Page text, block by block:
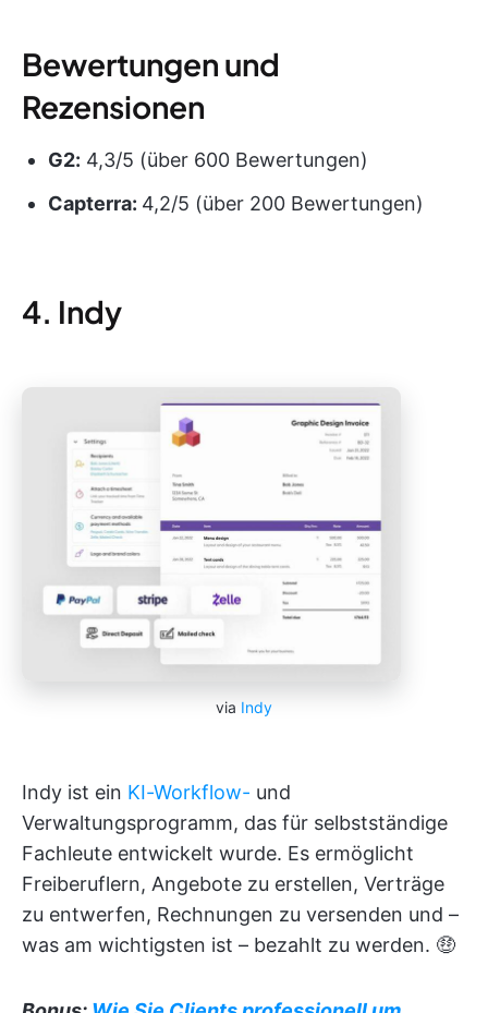
Bewertungen und
Rezensionen
G2: 4,3/5 (über 600 Bewertungen)
Capterra: 4,2/5 (über 200 Bewertungen)
4. Indy
via Indy
Indy ist ein KI-Workflow- und
Verwaltungsprogramm, das für selbstständige
Fachleute entwickelt wurde. Es ermöglicht
Freiberuflern, Angebote zu erstellen, Verträge
zu entwerfen, Rechnungen zu versenden und –
was am wichtigsten ist – bezahlt zu werden. 🤑